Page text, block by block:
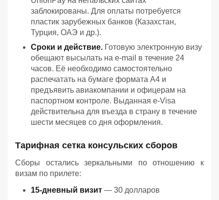
заблокированы. Для оплаты потребуется
пластик зарубежных банков (Казахстан,
Турция, ОАЭ и др.).
Сроки и действие. Готовую электронную визу
обещают высылать на e-mail в течение 24
часов. Её необходимо самостоятельно
распечатать на бумаге формата А4 и
предъявить авиакомпании и офицерам на
паспортном контроле. Выданная e-Visa
действительна для въезда в страну в течение
шести месяцев со дня оформления.
Тарифная сетка консульских сборов
Сборы остались зеркальными по отношению к
визам по прилете:
15-дневный визит — 30 долларов